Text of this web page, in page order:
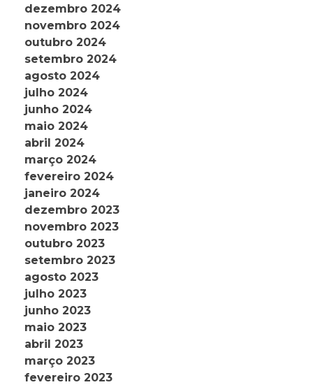
dezembro 2024
novembro 2024
outubro 2024
setembro 2024
agosto 2024
julho 2024
junho 2024
maio 2024
abril 2024
março 2024
fevereiro 2024
janeiro 2024
dezembro 2023
novembro 2023
outubro 2023
setembro 2023
agosto 2023
julho 2023
junho 2023
maio 2023
abril 2023
março 2023
fevereiro 2023